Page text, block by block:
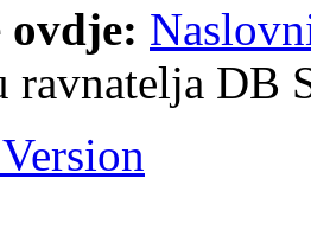
ovdje:
ravnatelja DB